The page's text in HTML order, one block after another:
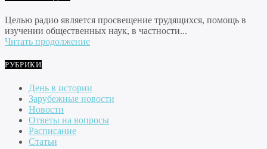
Целью радио является просвещение трудящихся, помощь в
изучении общественных наук, в частности...
Читать продолжение
РУБРИКИ
День в истории
Зарубежные новости
Новости
Ответы на вопросы
Расписание
Статьи